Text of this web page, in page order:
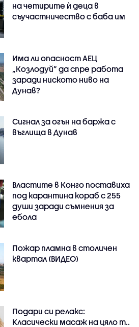
на четирите ѝ деца в
съучастничество с баба им
Има ли опасност АЕЦ
„Козлодуй” да спре работа
заради ниското ниво на
Дунав?
Сигнал за огън на баржа с
въглища в Дунав
Властите в Конго поставиха
под карантина кораб с 255
души заради съмнения за
ебола
Пожар пламна в столичен
квартал (ВИДЕО)
Подари си релакс:
Класически масаж на цяло т..